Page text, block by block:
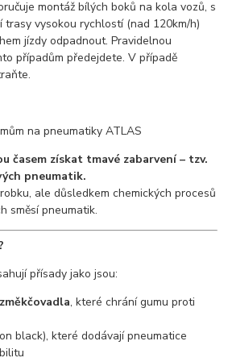
montáž bílých boků na kola vozů, s
trasy vysokou rychlostí (nad 120km/h)
jízdy odpadnout. Pravidelnou
případům předejdete. V případě
na pneumatiky ATLAS
časem získat tmavé zabarvení – tzv.
pneumatik.
ale důsledkem chemických procesů
směsí pneumatik.
přísady jako jsou:
, které chrání gumu proti
black), které dodávají pneumatice